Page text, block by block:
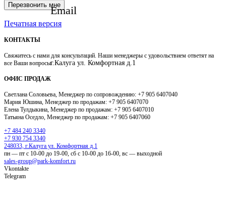
Email
г.Калуга ул. Комфортная д.1
Перезвонить мне
Печатная версия
КОНТАКТЫ
Свяжитесь с нами для консультаций. Наши менеджеры с удовольствием ответят на
все Ваши вопросы
ОФИС ПРОДАЖ
Светлана Соловьева, Менеджер по сопровождению: +7 905 6407040
Мария Юшина, Менеджер по продажам: +7 905 6407070
Елена Тулдыкина, Менеджер по продажам: +7 905 6407010
Татьяна Оседло, Менеджер по продажам: +7 905 6407060
+7 484 240 3340
+7 930 754 3340
248033, г.Калуга ул. Комфортная д.1
пн — пт с 10-00 до 19-00, сб с 10-00 до 16-00, вс — выходной
sales-group@park-komfort.ru
Vkontakte
Telegram